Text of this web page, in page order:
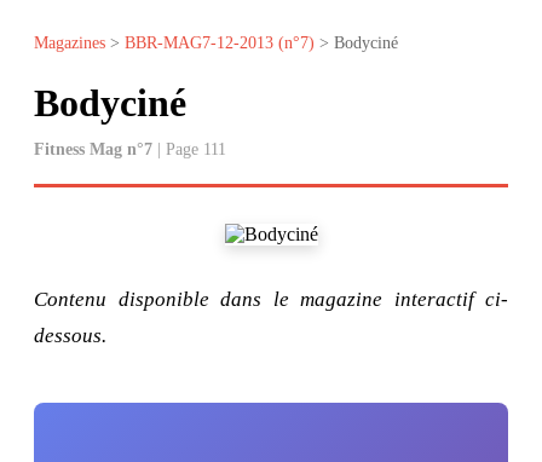
Magazines > BBR-MAG7-12-2013 (n°7) > Bodyciné
Bodyciné
Fitness Mag n°7 | Page 111
Contenu disponible dans le magazine interactif ci-
dessous.